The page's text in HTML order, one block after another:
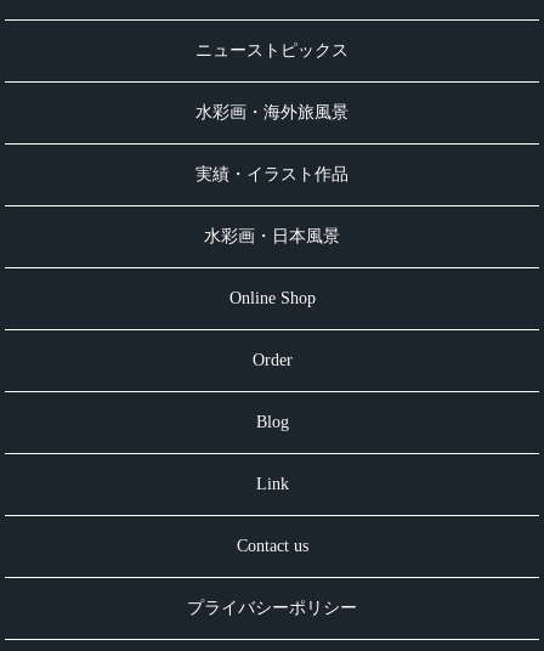
ニューストピックス
水彩画・海外旅風景
実績・イラスト作品
水彩画・日本風景
Online Shop
Order
Blog
Link
Contact us
プライバシーポリシー